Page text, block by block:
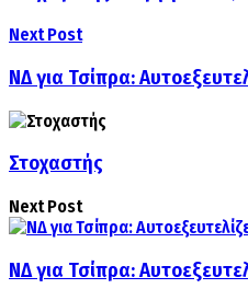
Next Post
ΝΔ για Τσίπρα:
Στοχαστής
Next Post
ΝΔ για Τσίπρα: